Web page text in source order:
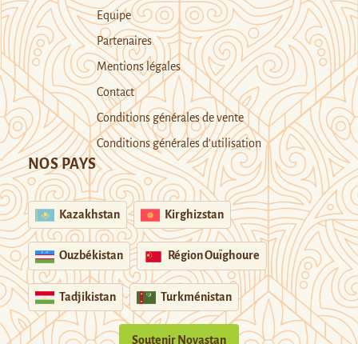
Equipe
Partenaires
Mentions légales
Contact
Conditions générales de vente
Conditions générales d’utilisation
NOS PAYS
Kazakhstan Kirghizstan
Ouzbékistan Région Ouïghoure
Tadjikistan Turkménistan
Soutenir Novastan